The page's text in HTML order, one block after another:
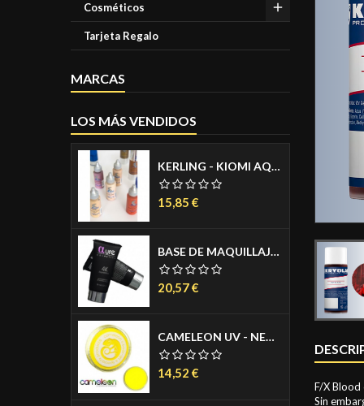
Cosméticos
Tarjeta Regalo
MARCAS
LOS MÁS VENDIDOS
KERLING - KIOMI AQUACREAM PARA AEROGRAFO - AIRBRUSH MAKE UP - MAQUILLAJE PARA AEROGRAFO - COLORES PIEL MATE 30ML
Precio
15,85 €
BASE DE MAQUILLAJE LIQUIDA - 4K FOUNDATION 30 ML.
Precio
20,57 €
CAMELEON UV - NEON AGUACOLOR PASTILLA 32 GR.
Precio
14,52 €
F/X Blood
Sin